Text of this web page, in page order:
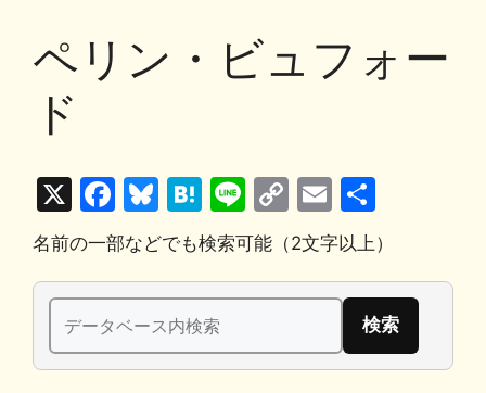
ペリン・ビュフォー
ド
X
F
a
c
e
b
o
Bl
u
e
s
k
y
H
at
e
n
a
Li
n
e
C
o
p
y
n
E
m
ai
l
有
名前の一部などでも検索可能（2文字以上）
検
索: